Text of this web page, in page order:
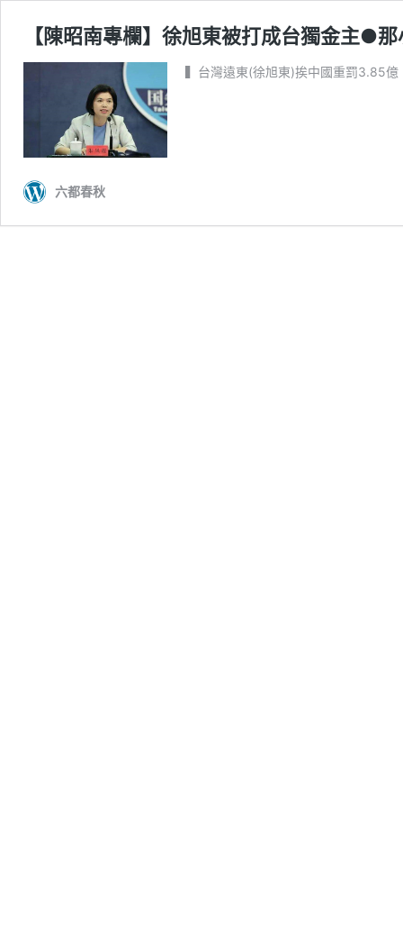
【陳昭南專欄】徐旭東被打成台獨金主●
▍台灣遠東(徐旭東)挨中國重罰3.85
六都春秋